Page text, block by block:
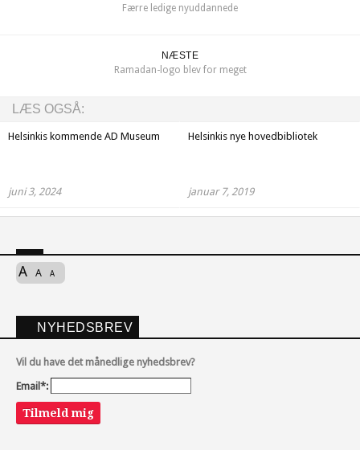
Færre ledige nyuddannede
NÆSTE
Ramadan-logo blev for meget
LÆS OGSÅ:
Helsinkis kommende AD Museum
juni 3, 2024
Helsinkis nye hovedbibliotek
januar 7, 2019
A A A
NYHEDSBREV
Vil du have det månedlige nyhedsbrev?
Email*:
Tilmeld mig